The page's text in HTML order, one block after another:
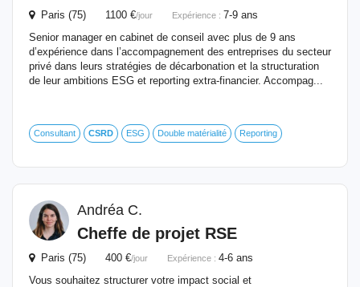
Paris (75) 1100 €/jour Expérience : 7-9 ans
Senior manager en cabinet de conseil avec plus de 9 ans
d’expérience dans l’accompagnement des entreprises du secteur
privé dans leurs stratégies de décarbonation et la structuration
de leur ambitions ESG et reporting extra-financier. Accompag...
Consultant CSRD ESG Double matérialité Reporting
Andréa C.
Cheffe de projet RSE
Paris (75) 400 €/jour Expérience : 4-6 ans
Vous souhaitez structurer votre impact social et